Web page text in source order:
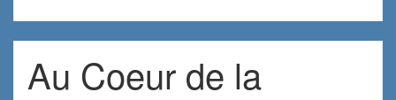
Au Coeur de la